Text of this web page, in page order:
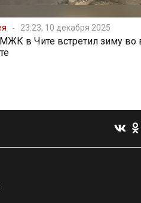
23:23, 10 декабря 2025
в Чите встретил зиму во